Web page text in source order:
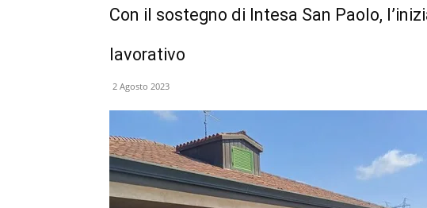
Con il sostegno di Intesa San Paolo,
lavorativo
2 Agosto 2023